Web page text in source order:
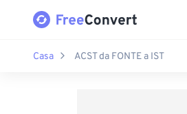
Casa ACST da FONTE a IST